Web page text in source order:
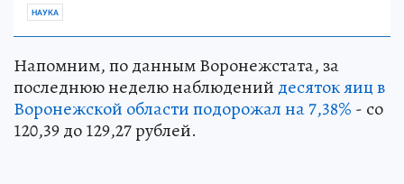
НАУКА
Напомним, по данным Воронежстата, за
последнюю неделю наблюдений десяток яиц в
Воронежской области подорожал на 7,38% - со
120,39 до 129,27 рублей.